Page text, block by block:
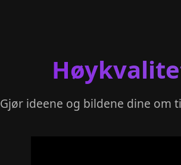
Gjør ideene og bildene dine om